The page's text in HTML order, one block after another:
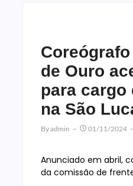
de Ouro
para cargo
na São
ByAdmin 01/11/2024
Anunciado em abril,
da comissão de